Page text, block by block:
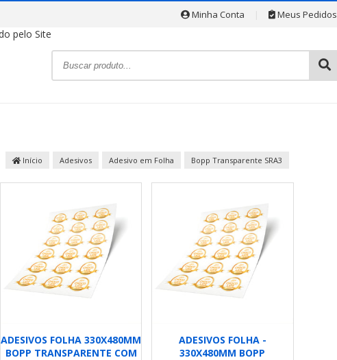
Minha Conta Meus Pedidos
Início Adesivos Adesivo em Folha Bopp Transparente SRA3
ADESIVOS FOLHA 330X480MM
BOPP TRANSPARENTE COM
ADESIVOS FOLHA -
330X480MM BOPP